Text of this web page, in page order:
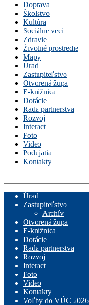
Doprava
Školstvo
Kultúra
Sociálne veci
Zdravie
Životné prostredie
Mapy
Úrad
Zastupiteľstvo
Otvorená župa
E-knižnica
Dotácie
Rada partnerstva
Rozvoj
Interact
Foto
Video
Podujatia
Kontakty
Úrad
Zastupiteľstvo
Archív
Otvorená župa
E-knižnica
Dotácie
Rada partnerstva
Rozvoj
Interact
Foto
Video
Kontakty
Voľby do VÚC 2026